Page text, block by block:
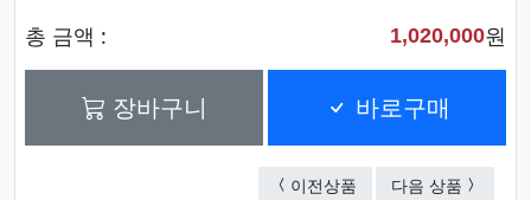
총 금액 : 1,020,000원
장바구니 바로구매
이전상품 육각망사 (색상다양)
다음 상품 7P SE